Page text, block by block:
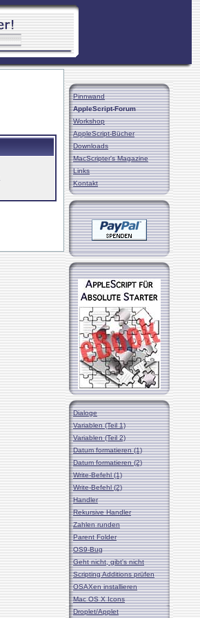
Pinnwand
AppleScript-Forum
Workshop
AppleScript-Bücher
Downloads
MacScripter's Magazine
Links
Kontakt
Dialoge
Variablen (Teil 1)
Variablen (Teil 2)
Datum formatieren (1)
Datum formatieren (2)
Write-Befehl (1)
Write-Befehl (2)
Handler
Rekursive Handler
Zahlen runden
Parent Folder
OS9-Bug
Geht nicht, gibt's nicht
Scripting Additions prüfen
OSAXen installieren
Mac OS X Icons
Droplet/Applet